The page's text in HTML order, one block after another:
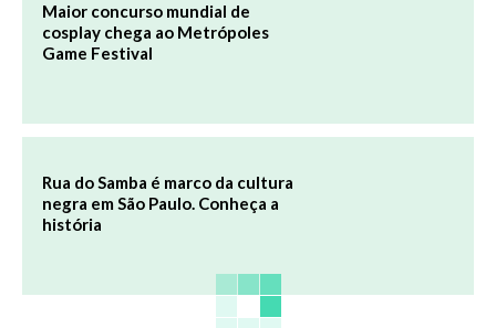
Maior concurso mundial de
cosplay chega ao Metrópoles
Game Festival
Rua do Samba é marco da cultura
negra em São Paulo. Conheça a
história